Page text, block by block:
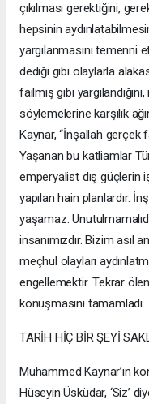
çıkılması gerektiğini,
hepsinin
yargılanmasını temenni
dediği gibi olaylarla
failmiş gibi
söylemelerine karşılık
Kaynar, “İnşallah gerçek
Yaşanan bu katliamlar
emperyalist dış güçlerin
yapılan hain planlardır.
yaşamaz.
insanımızdır. Bizim asıl
meçhul olayları
engellemektir. Tekrar
konuşmasını tamamladı.
TARİH HİÇ BİR ŞEYİ
Muhammed Kaynar’ın
Hüseyin Üsküdar, ‘Siz’